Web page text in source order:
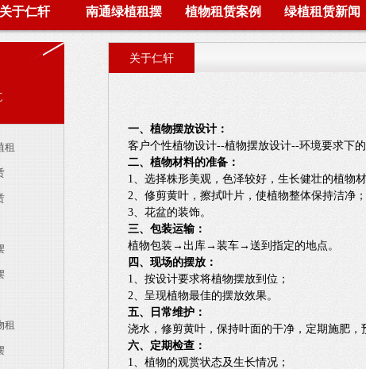
关于仁轩 南通绿植租摆 植物租赁案例 绿植租赁新闻
租
租
关于仁轩
一、植物摆放设计：
客户个性植物设计--植物摆放设计--环境要求下
二、植物材料的准备：
1、选择株形美观，色泽较好，生长健壮的植物
2、修剪黄叶，擦拭叶片，使植物整体保持洁净；
3、花盆的装饰。
三、包装运输：
植物包装→出库→装车→送到指定的地点。
四、现场的摆放：
1、按设计要求将植物摆放到位；
2、呈现植物最佳的摆放效果。
五、日常维护：
浇水，修剪黄叶，保持叶面的干净，定期施肥，
六、定期检查：
1、植物的观赏状态及生长情况；